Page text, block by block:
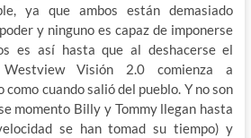
ya que ambos están demasiado
y ninguno es capaz de imponerse
es así hasta que al deshacerse el
Visión 2.0 comienza a
cuando salió del pueblo. Y no son
momento Billy y Tommy llegan hasta
se han tomad su tiempo) y